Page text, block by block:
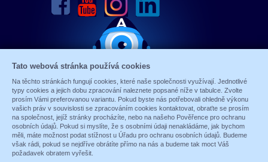
© 1989 - 2026 ALARM ABSOLON, spol. s.r.o.
Sun-shop
Tato webová stránka používá cookies
Na těchto stránkách fungují cookies, které naše společnosti využívají. Jednotlivé
typy cookies a jejich dobu zpracování naleznete popsané níže v tabulce. Zvolte
prosím Vámi preferovanou variantu. Pokud byste nás potřebovali ohledně výkonu
vašich práv v souvislosti se zpracováním cookies kontaktovat, obraťte se prosím
na společnost, jejíž stránky procházíte, nebo na našeho Pověřence pro ochranu
osobních údajů. Pokud si myslíte, že s osobními údaji nenakládáme, jak bychom
měli, máte možnost podat stížnost u Úřadu pro ochranu osobních údajů. Budeme
však rádi, pokud se nejdříve obrátíte přímo na nás a budeme tak moct Váš
požadavek obratem vyřešit.